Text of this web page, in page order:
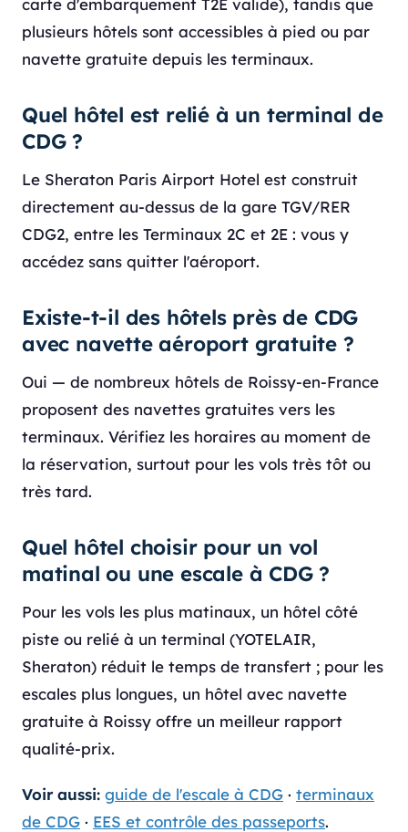
carte d'embarquement T2E valide), tandis que
plusieurs hôtels sont accessibles à pied ou par
navette gratuite depuis les terminaux.
Quel hôtel est relié à un terminal de
CDG ?
Le Sheraton Paris Airport Hotel est construit
directement au-dessus de la gare TGV/RER
CDG2, entre les Terminaux 2C et 2E : vous y
accédez sans quitter l'aéroport.
Existe-t-il des hôtels près de CDG
avec navette aéroport gratuite ?
Oui — de nombreux hôtels de Roissy-en-France
proposent des navettes gratuites vers les
terminaux. Vérifiez les horaires au moment de
la réservation, surtout pour les vols très tôt ou
très tard.
Quel hôtel choisir pour un vol
matinal ou une escale à CDG ?
Pour les vols les plus matinaux, un hôtel côté
piste ou relié à un terminal (YOTELAIR,
Sheraton) réduit le temps de transfert ; pour les
escales plus longues, un hôtel avec navette
gratuite à Roissy offre un meilleur rapport
qualité-prix.
Voir aussi: guide de l'escale à CDG · terminaux
de CDG · EES et contrôle des passeports.